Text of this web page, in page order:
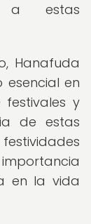
a estas
Hanafuda
esencial en
festivales y
de estas
en la vida